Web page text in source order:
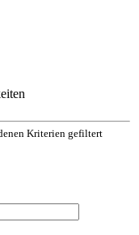
Kriterien gefiltert